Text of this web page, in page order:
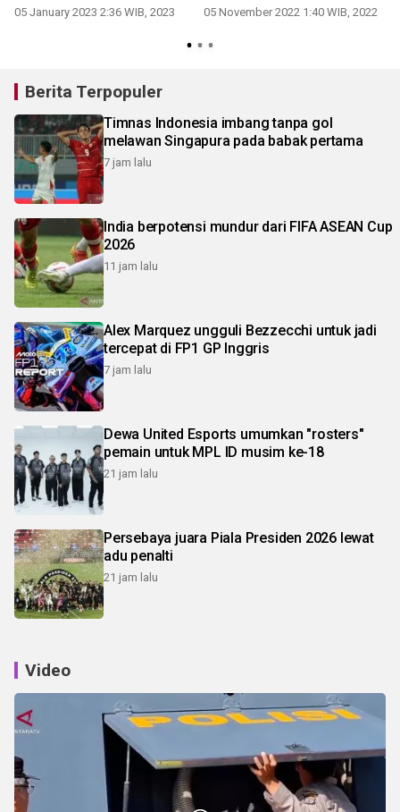
05 January 2023 2:36 WIB, 2023 05 November 2022 1:40 WIB, 2022
Berita Terpopuler
Timnas Indonesia imbang tanpa gol
melawan Singapura pada babak pertama
7 jam lalu
India berpotensi mundur dari FIFA ASEAN Cup
2026
11 jam lalu
Alex Marquez ungguli Bezzecchi untuk jadi
tercepat di FP1 GP Inggris
7 jam lalu
Dewa United Esports umumkan "rosters"
pemain untuk MPL ID musim ke-18
21 jam lalu
Persebaya juara Piala Presiden 2026 lewat
adu penalti
21 jam lalu
Video